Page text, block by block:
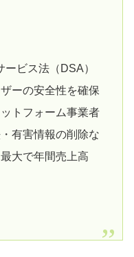
ビス法（DSA）
ーの安全性を確保
トフォーム事業者
有害情報の削除な
大で年間売上高